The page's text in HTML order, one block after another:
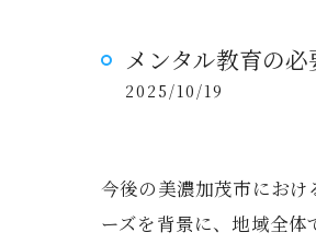
メンタル教育の
2025/10/19
今後の美濃加茂市にお
ーズを背景に、地域全